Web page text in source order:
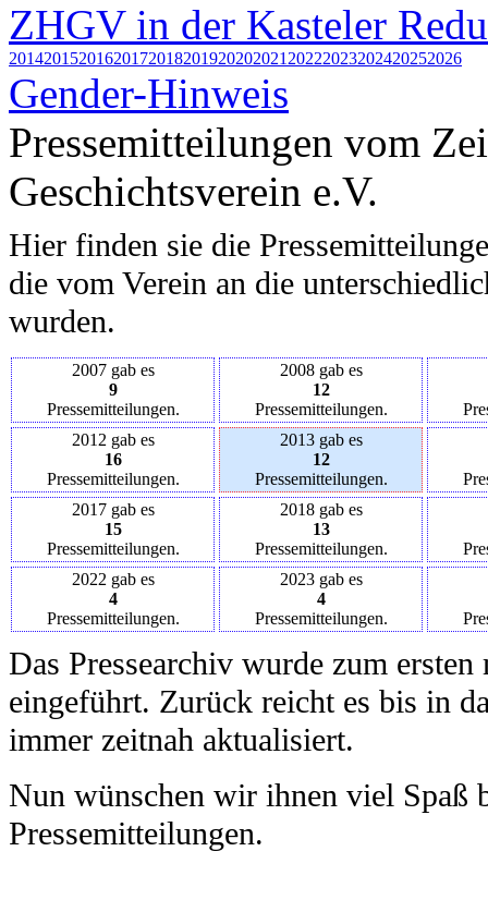
ZHGV in der Kasteler
20142015201620172018201920202021 20222023202420252026
Gender-Hinweis
Pressemitteilungen vom
Geschichtsverein e.V.
Hier finden sie die
die vom Verein an die
wurden.
2007 gab es
9
Pressemitteilungen.
2008 gab es
12
Pressemitteilungen.
2012 gab es
16
Pressemitteilungen.
2013 gab es
12
Pressemitteilungen.
2017 gab es
15
Pressemitteilungen.
2018 gab es
13
Pressemitteilungen.
2022 gab es
4
Pressemitteilungen.
2023 gab es
4
Pressemitteilungen.
Das Pressearchiv wurde zum
eingeführt. Zurück reicht es bis in
immer zeitnah aktualisiert.
Nun wünschen wir ihnen viel Spaß
Pressemitteilungen.